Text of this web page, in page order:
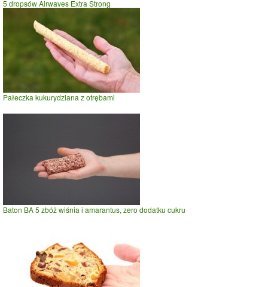
5 dropsów Airwaves Extra Strong
Pałeczka kukurydziana z otrębami
Baton BA 5 zbóż wiśnia i amarantus, zero dodatku cukru